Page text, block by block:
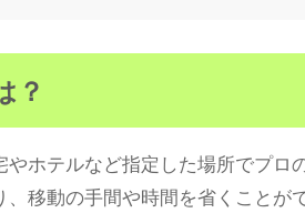
？
ホテルなど指定した場所でプ
移動の手間や時間を省くこと